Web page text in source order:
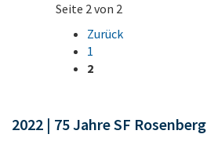
Seite 2 von 2
Zurück
1
2
2022 | 75 Jahre SF Rosenberg